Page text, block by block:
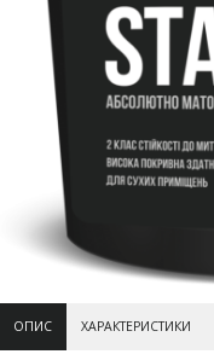
ОПИС ХАРАКТЕРИСТИКИ